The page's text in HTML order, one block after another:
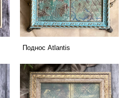
Поднос Atlantis